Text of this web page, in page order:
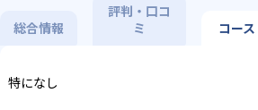
総合情報
評判・口コ
ミ
コー
特になし